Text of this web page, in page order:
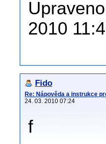
2010
Fido
Re: Nápověda a instrukce
24. 03. 2010 07:24
f